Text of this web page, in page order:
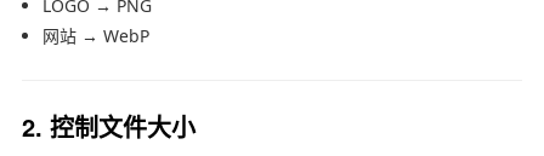
LOGO → PNG
网站 → WebP
2. 控制文件大小